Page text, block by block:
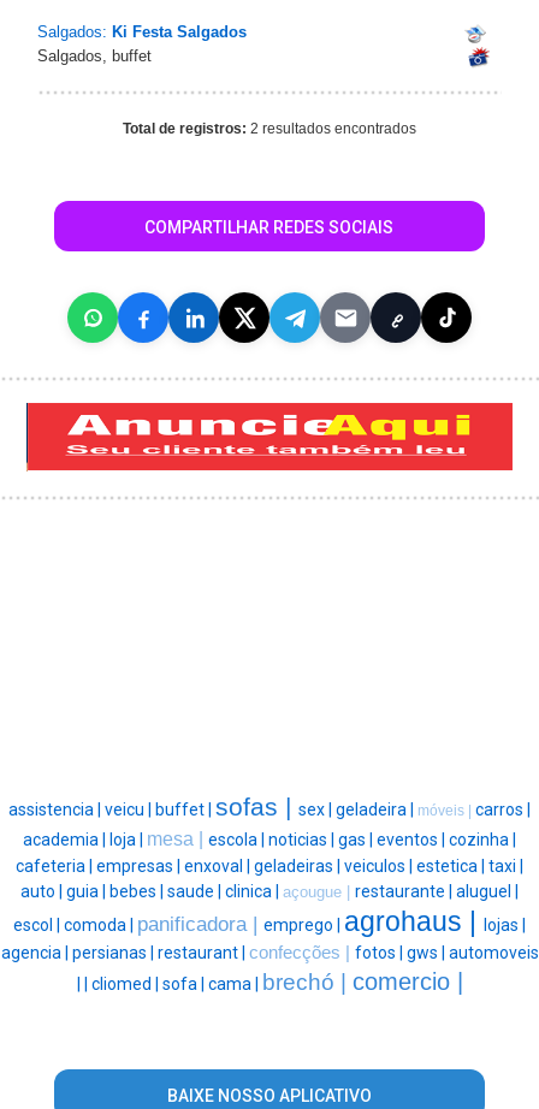
Salgados: Ki Festa Salgados
Salgados, buffet
Total de registros: 2 resultados encontrados
COMPARTILHAR REDES SOCIAIS
assistencia | veicu | buffet | sofas | sex | geladeira | móveis | carros |
academia |
loja | mesa | escola | noticias | gas | eventos | cozinha |
cafeteria | empresas | enxoval | geladeiras | veiculos | estetica | taxi |
auto | guia | bebes | saude | clinica | açougue | restaurante | aluguel |
escol | comoda | panificadora | emprego | agrohaus |
lojas |
agencia | persianas | restaurant | confecções | fotos | gws | automoveis
cliomed | sofa | cama | brechó | comercio |
BAIXE NOSSO APLICATIVO